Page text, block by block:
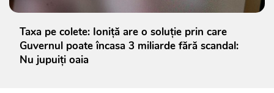
Taxa pe colete: Ioniță are o soluție prin care
Guvernul poate încasa 3 miliarde fără scandal:
Nu jupuiți oaia